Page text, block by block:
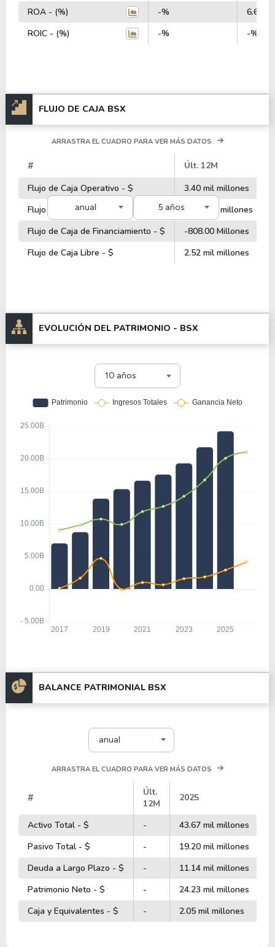
ROA - (%)
-%
6.64%
ROIC - (%)
-% -%
FLUJO DE CAJA BSX
anual 5 años
ARRASTRA EL CUADRO PARA VER MÁS DATOS
# Últ. 12M
Flujo de Caja Operativo - $
3.40 mil millones
Flujo de Caja de Inversiones - $
-2.20 mil millones
Flujo de Caja de Financiamiento - $
-808.00 Millones
Flujo de Caja Libre - $
2.52 mil millones
EVOLUCIÓN DEL PATRIMONIO - BSX
10 años
BALANCE PATRIMONIAL BSX
anual
ARRASTRA EL CUADRO PARA VER MÁS DATOS
#
Últ.
12M
2025
Activo Total - $ - 43.67 mil millones
Pasivo Total - $
- 19.20 mil millones
Deuda a Largo Plazo - $
- 11.14 mil millones
Patrimonio Neto - $
- 24.23 mil millones
Caja y Equivalentes - $
- 2.05 mil millones